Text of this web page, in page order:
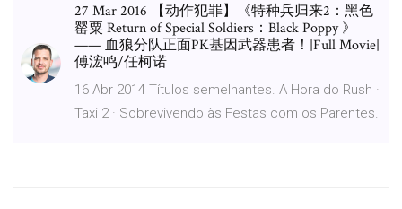
27 Mar 2016 【动作犯罪】《特种兵归来2：黑色
罂粟 Return of Special Soldiers：Black Poppy 》
—— 血狼分队正面PK基因武器患者！|Full Movie|
傅浤鸣/任柯诺
16 Abr 2014 Títulos semelhantes. A Hora do Rush ·
Taxi 2 · Sobrevivendo às Festas com os Parentes.